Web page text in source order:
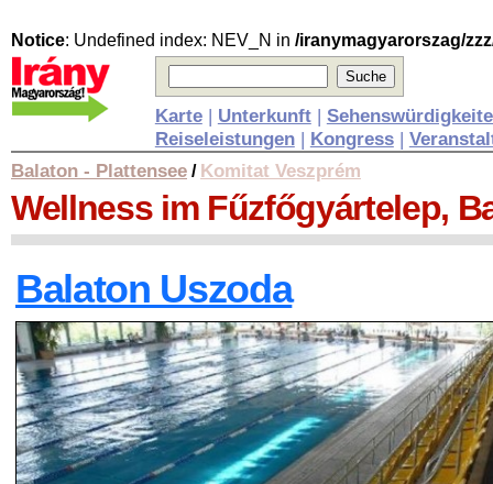
Notice: Undefined index: NEV_N in /iranymagyarorszag/
Karte| Unterkunft|
Reiseleistungen| Kongress|
Balaton - Plattensee / Komitat Veszprém
Wellness im Fűzfőgyártelep,
Balaton Uszoda